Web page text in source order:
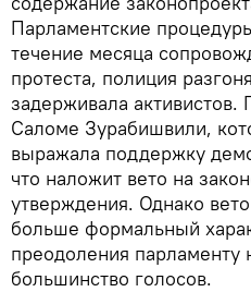
Парламентские
течение месяца
протеста, полиция
задерживала активистов.
Саломе Зурабишвили,
выражала поддержку
что наложит вето на
утверждения. Однако
больше формальный
преодоления парламенту
большинство голосов.